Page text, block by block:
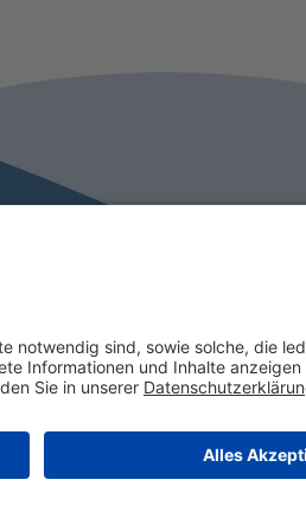
ZeitenTermine & EventsÜber uns